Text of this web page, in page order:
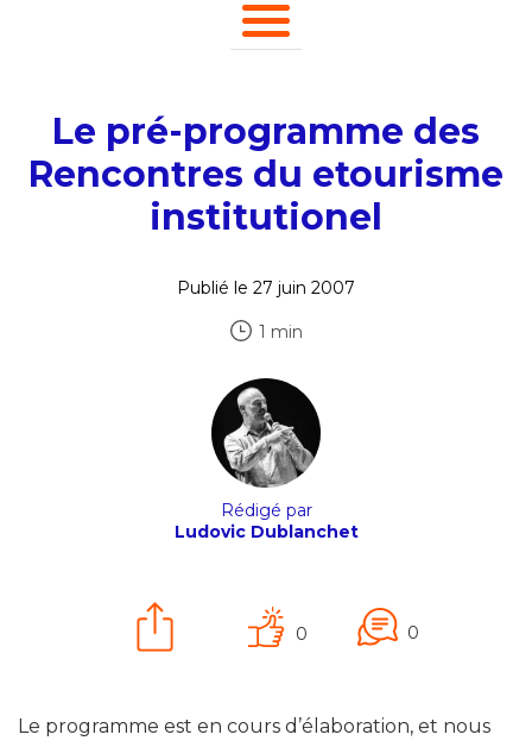
Le pré-programme des
Rencontres du etourisme
institutionel
Publié le 27 juin 2007
1 min
Rédigé par
Ludovic Dublanchet
0 0
Le programme est en cours d’élaboration, et nous